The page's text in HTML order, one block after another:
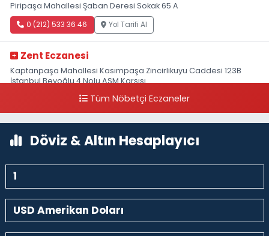
Piripaşa Mahallesi Şaban Deresi Sokak 65 A
0 (212) 533 36 46 Yol Tarifi Al
Zent Eczanesi
Kaptanpaşa Mahallesi Kasımpaşa Zincirlikuyu Caddesi 123B
İstanbul Beyoğlu 4 Nolu ASM Karşısı
0 (212) 297 96 92 Yol Tarifi Al
Tüm Nöbetçi Eczaneler
Döviz & Altın Hesaplayıcı